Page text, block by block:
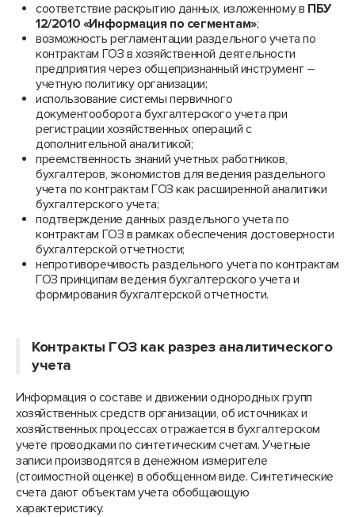
соответствие раскрытию данных, изложенному в ПБУ
12/2010 «Информация по сегментам»;
возможность регламентации раздельного учета по
контрактам ГОЗ в хозяйственной деятельности
предприятия через общепризнанный инструмент –
учетную политику организации;
использование системы первичного
документооборота бухгалтерского учета при
регистрации хозяйственных операций с
дополнительной аналитикой;
преемственность знаний учетных работников,
бухгалтеров, экономистов для ведения раздельного
учета по контрактам ГОЗ как расширенной аналитики
бухгалтерского учета;
подтверждение данных раздельного учета по
контрактам ГОЗ в рамках обеспечения достоверности
бухгалтерской отчетности;
непротиворечивость раздельного учета по контрактам
ГОЗ принципам ведения бухгалтерского учета и
формирования бухгалтерской отчетности.
Контракты ГОЗ как разрез аналитического
учета
Информация о составе и движении однородных групп
хозяйственных средств организации, об источниках и
хозяйственных процессах отражается в бухгалтерском
учете проводками по синтетическим счетам. Учетные
записи производятся в денежном измерителе
(стоимостной оценке) в обобщенном виде. Синтетические
счета дают объектам учета обобщающую
характеристику.